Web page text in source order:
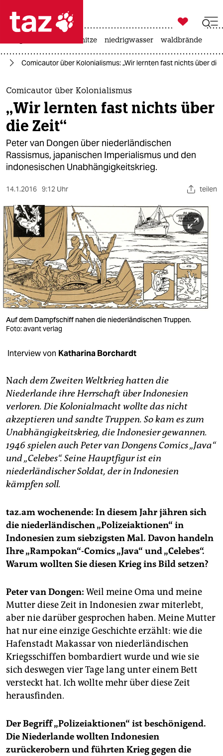
 taz zahl ich
taz zahl ich
themen
politik
öko
gesellschaft
sport
berlin
nord
wahrheit
verlag
verlag
veranstaltungen
shop
unterstützen
abo
genossenschaft
epaper login

taz zahl ich
hitze niedrigwasser waldbrände
Comicautor über Kolonialismus: „Wir lernten fast nichts über die
Comicautor über Kolonialismus
„Wir lernten fast nichts über
die Zeit“
Peter van Dongen über niederländischen
Rassismus, japanischen Imperialismus und den
indonesischen Unabhängigkeitskrieg.
14.1.2016 9:12 Uhr teilen
Auf dem Dampfschiff nahen die niederländischen Truppen.
Foto: avant verlag
Interview von Katharina Borchardt
Nach dem Zweiten Weltkrieg hatten die
Niederlande ihre Herrschaft über Indonesien
verloren. Die Kolonialmacht wollte das nicht
akzeptieren und sandte Truppen. So kam es zum
Unabhängigkeitskrieg, die Indonesier gewannen.
1946 spielen auch Peter van Dongens Comics „Java“
und „Celebes“. Seine Hauptfigur ist ein
niederländischer Soldat, der in Indonesien
kämpfen soll.
taz.am wochenende: In diesem Jahr jähren sich
die niederländischen „Polizeiaktionen“ in
Indonesien zum siebzigsten Mal. Davon handeln
Ihre „Rampokan“-Comics „Java“ und „Celebes“.
Warum wollten Sie diesen Krieg ins Bild setzen?
Peter van Dongen: Weil meine Oma und meine
Mutter diese Zeit in Indonesien zwar miterlebt,
aber nie darüber gesprochen haben. Meine Mutter
hat nur eine einzige Geschichte erzählt: wie die
Hafenstadt Makassar von niederländischen
Kriegsschiffen bombardiert wurde und wie sie
sich deswegen vier Tage lang unter einem Bett
versteckt hat. Ich wollte mehr über diese Zeit
herausfinden.
Der Begriff „Polizeiaktionen“ ist beschönigend.
Die Niederlande wollten Indonesien
zurückerobern und führten Krieg gegen die